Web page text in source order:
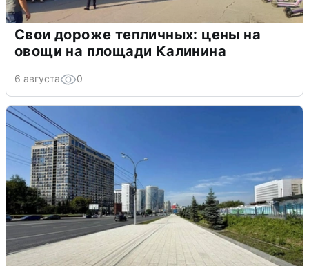
Свои дороже тепличных: цены на
овощи на площади Калинина
6 августа 0